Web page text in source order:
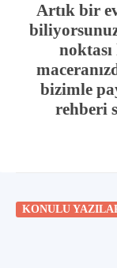
Artık bir
bizimle
rehberi
KONULU